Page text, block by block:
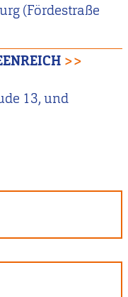
(Fördestraße
>>
13, und